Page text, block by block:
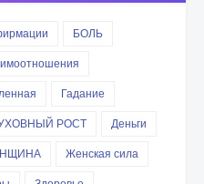
БОЛЬ
Гадание
РОСТ
Деньги
Женская сила